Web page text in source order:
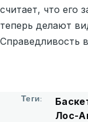
считает, что его
теперь делают
Справедливость
Теги
Лос-